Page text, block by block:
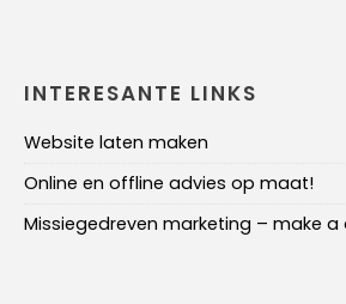
INTERESANTE LINKS
Website laten maken
Online en offline advies op maat!
Missiegedreven marketing – make